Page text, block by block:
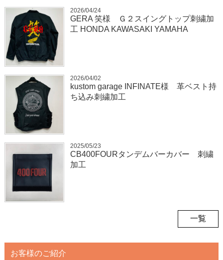
2026/04/24
GERA 笑様 Ｇ２スイングトップ刺繍加
工 HONDA KAWASAKI YAMAHA
2026/04/02
kustom garage INFINATE様 革ベスト持
ち込み刺繍加工
2025/05/23
CB400FOURタンデムバーカバー 刺繍
加工
一覧
お客様のご紹介